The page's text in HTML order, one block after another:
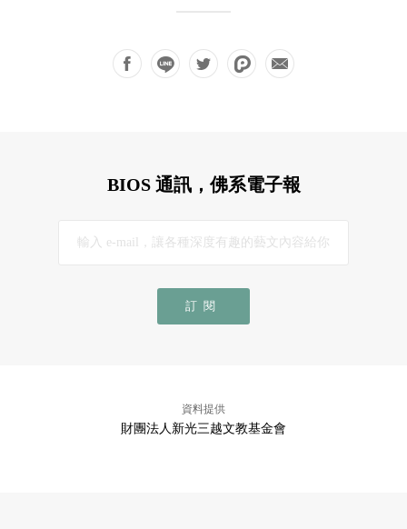
BIOS 通訊，佛系電子報
訂閱
資料提供
財團法人新光三越文教基金會